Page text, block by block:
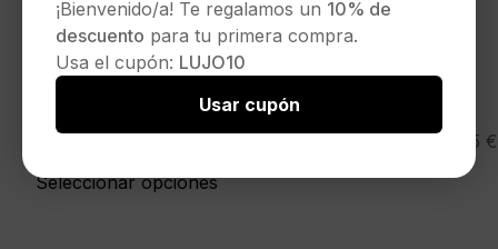
AMERICAN SOCKS
Seleccionar opciones
16,95 €
¡Bienvenido/a! Te regalamos un 10% de
descuento para tu primera compra.
Usa el cupón: LUJO10
Usar cupón